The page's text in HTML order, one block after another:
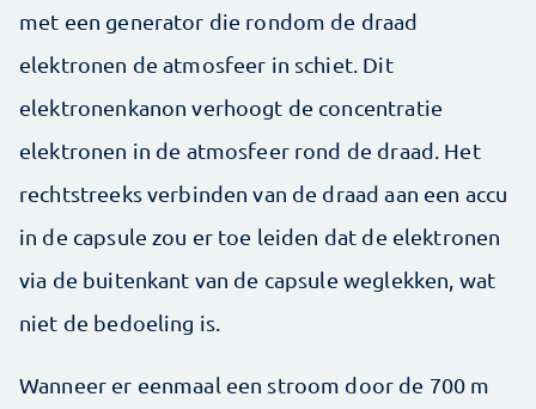
met een generator die rondom de draad
elektronen de atmosfeer in schiet. Dit
elektronenkanon verhoogt de concentratie
elektronen in de atmosfeer rond de draad. Het
rechtstreeks verbinden van de draad aan een accu
in de capsule zou er toe leiden dat de elektronen
via de buitenkant van de capsule weglekken, wat
niet de bedoeling is.
Wanneer er eenmaal een stroom door de 700 m